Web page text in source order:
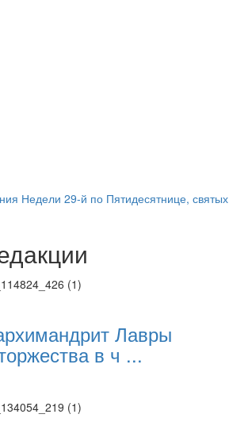
трансляции
трансляции
трансляции
трансляции
трансляции
Недели 29-й по Пятидесятнице, святых
Лавры
в ч ...